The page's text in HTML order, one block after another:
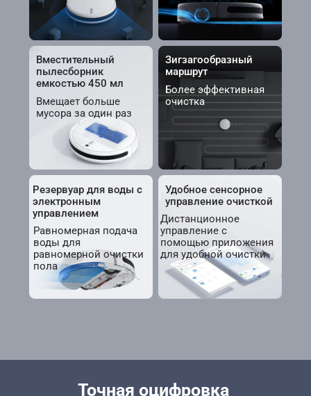
Вместительный
пылесборник
емкостью 450 мл
Вмещает больше
мусора за один раз
Зигзагообразный
маршрут
Более эффективная
очистка
Резервуар для воды с
электронным
управлением
Равномерная подача
воды для
равномерной очистки
пола
Удобное сенсорное
управление очисткой
Дистанционное
управление с
помощью приложения
для удобной очистки
Точная оцифровка